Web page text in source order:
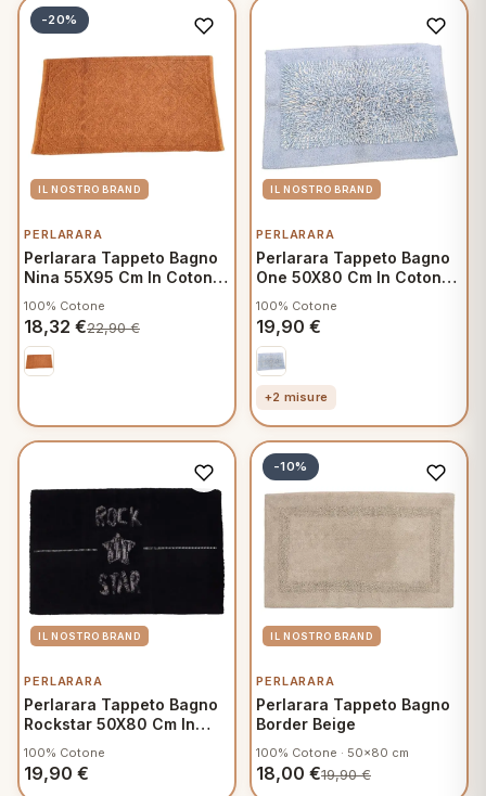
-20%
PERLARARA
Perlarara Tappeto Bagno
Nina 55X95 Cm In Cotone
100% Cotone
18,32 €22,90€
PERLARARA
Perlarara Tappeto Bagno
One 50X80 Cm In Cotone
100% Cotone
19,90 €
+2 misure
PERLARARA
Perlarara Tappeto Bagno
Rockstar 50X80 Cm In
100% Cotone
19,90 €
-10%
PERLARARA
Perlarara Tappeto Bagno
Border Beige
100% Cotone · 50x80 cm
18,00 €19,90€